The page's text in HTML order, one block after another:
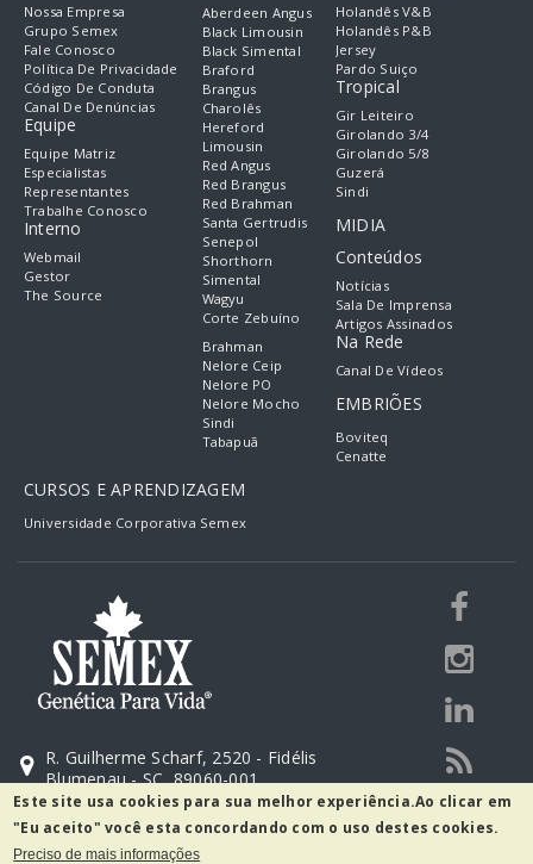
Nossa Empresa
Grupo Semex
Fale Conosco
Política De Privacidade
Código De Conduta
Canal De Denúncias
Equipe
Equipe Matriz
Especialistas
Representantes
Trabalhe Conosco
Interno
Webmail
Gestor
The Source
Aberdeen Angus
Black Limousin
Black Simental
Braford
Brangus
Charolês
Hereford
Limousin
Red Angus
Red Brangus
Red Brahman
Santa Gertrudis
Senepol
Shorthorn
Simental
Wagyu
Corte Zebuíno
Brahman
Nelore Ceip
Nelore PO
Nelore Mocho
Sindi
Tabapuã
Holandês V&B
Holandês P&B
Jersey
Pardo Suiço
Tropical
Gir Leiteiro
Girolando 3/4
Girolando 5/8
Guzerá
Sindi
MIDIA
Conteúdos
Notícias
Sala De Imprensa
Artigos Assinados
Na Rede
Canal De Vídeos
EMBRIÕES
Boviteq
Cenatte
CURSOS E APRENDIZAGEM
Universidade Corporativa Semex
R. Guilherme Scharf, 2520 - Fidélis
Blumenau - SC, 89060-001
(47) 3231-0400
marketing@semex.com.br
Este site usa cookies para sua melhor experiência.Ao clicar em
"Eu aceito" você esta concordando com o uso destes cookies.
Preciso de mais informações